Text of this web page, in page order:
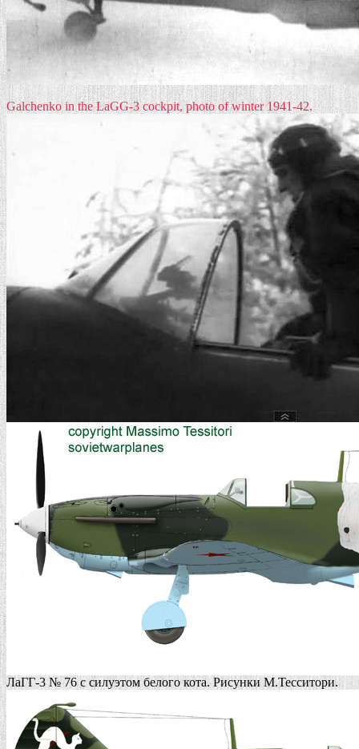
Galchenko in the LaGG-3 cockpit, photo of winter 1941-42.
ЛаГГ-3 № 76 с силуэтом белого кота. Рисунки М.Тесситори.